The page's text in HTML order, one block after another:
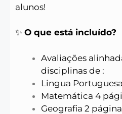
alunos!
✨ O que está incluído?
Avaliações
disciplinas de :
Lingua
Matemática 4
Geografia 2